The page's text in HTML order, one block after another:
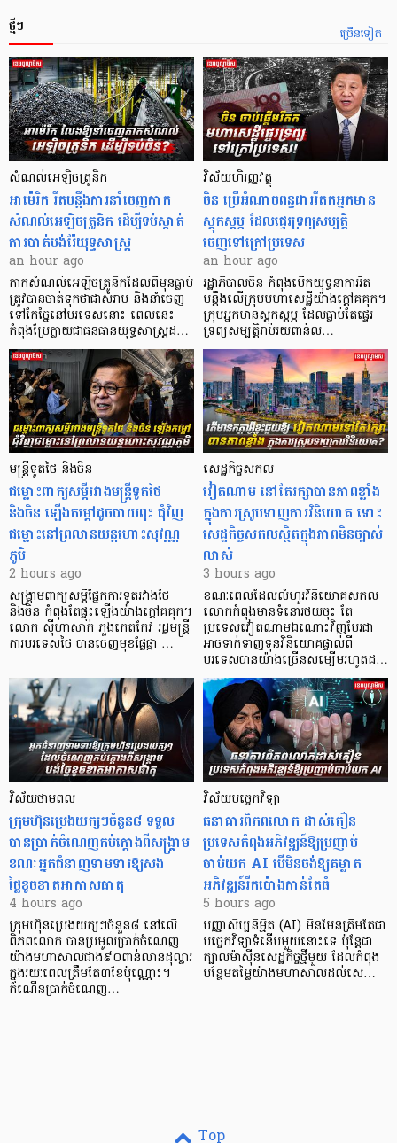
ច្រើនទៀត
ថ្មីៗ
សំណល់អេឡិចត្រូនិក
អាម៉េរិក រឹតបន្តឹងការនាំចេញកាក
សំណល់អេឡិចត្រូនិក ដើម្បីទប់ស្កាត់
ការបាត់បង់រ៉ែយុទ្ធសាស្ត្រ
an hour ago
កាក​សំណល់​អេឡិច​ត្រូនិកដែល​ពីមុនធ្លាប់​
ត្រូវបានចាត់ទុកថាជាសំរាម និងនាំចេញ
ទៅកែច្នៃនៅបរទេស​នោះ ពេលនេះ
កំពុងប្រែក្លាយជាធនធានយុទ្ធសាស្ត្រដ…
វិស័យហិរញ្ញវត្ថុ
ចិន ប្រើ​អំណាចពន្ធដាររឹតកអ្នកមាន
ស្ដុកស្ដម្ភ ដែលផ្ទេរទ្រព្យសម្បត្តិ
ចេញទៅក្រៅប្រទេស
an hour ago
រដ្ឋាភិបាលចិន កំពុងបើកយុទ្ធនាការរឹត
បន្តឹងលើក្រុមមហាសេដ្ឋី​យ៉ាង​ក្ដៅគគុក។
​ក្រុមអ្នកមានស្ដុកស្ដម្ភ ដែល​ធ្លាប់​តែផ្ទេរ
ទ្រព្យសម្បត្តិរាប់រយពាន់ល…
មន្ត្រីទូតថៃ និងចិន
ជម្លោះពាក្យសម្តីរវាងមន្ត្រីទូតថៃ
និងចិន ឡើងកម្ដៅដូចបាយពុះ ជុំវិញ
ជម្លោះនៅព្រលានយន្តហោះសុវណ្ណ
ភូមិ
2 hours ago
សង្គ្រាមពាក្យសម្តីផ្នែកការទូតរវាងថៃ
និងចិន កំពុងតែផ្ទុះឡើងយ៉ាងក្តៅគគុក។
លោក ស៊ីហាសាក់ ភួងកេតកែវ រដ្ឋមន្ត្រី
ការបរទេសថៃ បានចេញមុខផ្លែផ្កា …
សេដ្ឋកិច្ចសកល
វៀតណាម នៅតែរក្សាបានភាពខ្លាំង
ក្នុងការស្រូបទាញការវិនិយោគ​ ទោះ
សេដ្ឋកិច្ចសកលស្ថិតក្នុងភាពមិនច្បាស់
លាស់
3 hours ago
ខណៈពេលដែលលំហូរវិនិយោគសកល
លោកកំពុងមានទំនោរថយចុះ តែ
ប្រទេសវៀតណាមឯណោះវិញបែរជា
អាចទាក់ទាញទុនវិនិយោគផ្ទាល់ពី
បរទេសបានយ៉ាងច្រើនសម្បើមរហូតដ…
វិស័យថាមពល
ក្រុមហ៊ុនប្រេងយក្សៗចំនួន៨ ទទួល
បានប្រាក់ចំណេញកប់ក្តោងពីសង្គ្រាម
ខណៈអ្នកជំនាញទាមទារឱ្យសង
ថ្លៃខូចខាតអាកាសធាតុ
4 hours ago
ក្រុមហ៊ុនប្រេងយក្សៗចំនួន៨ នៅលើ
ពិភពលោក បានប្រមូលប្រាក់ចំណេញ
យ៉ាងមហាសាលជាង៩០ពាន់លានដុល្លារ
ក្នុងរយៈពេលត្រឹមតែ៣ខែប៉ុណ្ណោះ។
កំណើនប្រាក់ចំណេញ…
វិស័យបច្ចេកវិទ្យា
ធនាគារពិភពលោក ដាស់តឿន
ប្រទេសកំពុងអភិវឌ្ឍន៍ឱ្យប្រញាប់
ចាប់យក AI បើមិនចង់ឱ្យគម្លាត
អភិវឌ្ឍន៍រីកប៉ោងកាន់តែធំ
5 hours ago
បញ្ញាសិប្បនិម្មិត (AI) មិនមែនត្រឹមតែជា
បច្ចេកវិទ្យាទំនើបមួយនោះទេ ប៉ុន្តែជា
ក្បាលម៉ាស៊ីនសេដ្ឋកិច្ចថ្មីមួយ ដែលកំពុង
បន្ថែមតម្លៃយ៉ាងមហាសាលដល់សេ…
Top